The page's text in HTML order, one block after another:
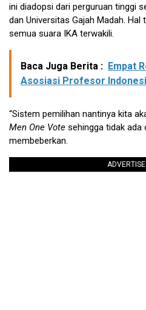
ini diadopsi dari perguruan tinggi
dan Universitas Gajah Madah. Hal
semua suara IKA terwakili.
Baca Juga Berita : Empat
Asosiasi Profesor
“Sistem pemilihan nantinya kita
Men One Vote sehingga tidak ada
membeberkan.